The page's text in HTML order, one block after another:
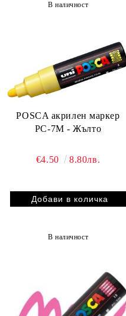
В наличност
POSCA акрилен маркер
PC-7M - Жълто
€4.50 8.80лв.
В наличност